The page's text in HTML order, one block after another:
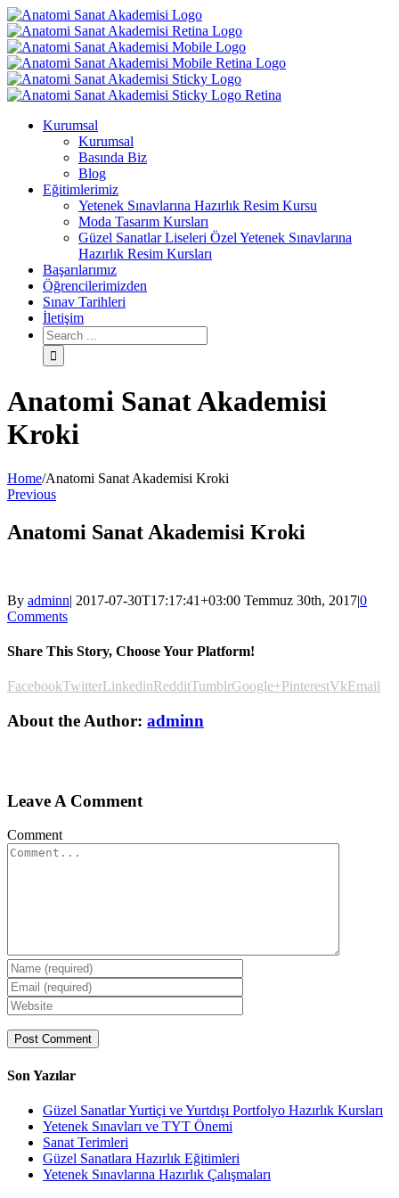
Kurumsal
Kurumsal
Basında Biz
Blog
Eğitimlerimiz
Yetenek Sınavlarına Hazırlık Resim Kursu
Moda Tasarım Kursları
Güzel Sanatlar Liseleri Özel Yetenek Sınavlarına
Hazırlık Resim Kursları
Başarılarımız
Öğrencilerimizden
Sınav Tarihleri
İletişim
Anatomi Sanat Akademisi
Kroki
Home/Anatomi Sanat Akademisi Kroki
Previous
Anatomi Sanat Akademisi Kroki
By adminn| 2017-07-30T17:17:41+03:00 Temmuz 30th, 2017|0
Comments
Share This Story, Choose Your Platform!
FacebookTwitterLinkedinRedditTumblrGoogle+PinterestVkEmail
About the Author: adminn
Leave A Comment
Comment
Son Yazılar
Güzel Sanatlar Yurtiçi ve Yurtdışı Portfolyo Hazırlık Kursları
Yetenek Sınavları ve TYT Önemi
Sanat Terimleri
Güzel Sanatlara Hazırlık Eğitimleri
Yetenek Sınavlarına Hazırlık Çalışmaları